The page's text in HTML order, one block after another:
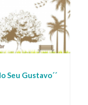
Seu Gustavo´´